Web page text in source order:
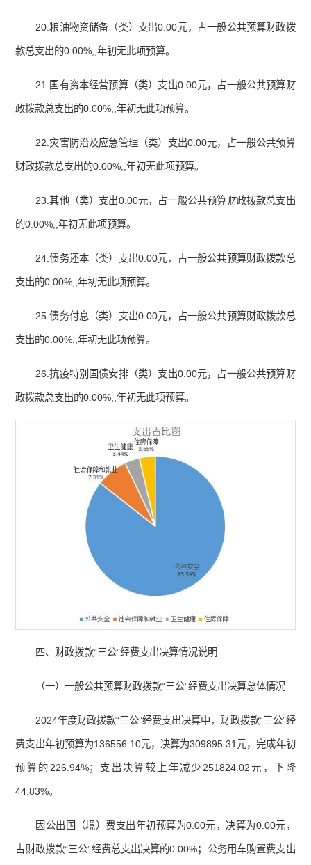
20.粮油物资储备（类）支出0.00元，占一般公共预算财政拨
款总支出的0.00%,,年初无此项预算。
21.国有资本经营预算（类）支出0.00元，占一般公共预算财
政拨款总支出的0.00%,,年初无此项预算。
22.灾害防治及应急管理（类）支出0.00元，占一般公共预算
财政拨款总支出的0.00%,,年初无此项预算。
23.其他（类）支出0.00元，占一般公共预算财政拨款总支出
的0.00%,,年初无此项预算。
24.债务还本（类）支出0.00元，占一般公共预算财政拨款总
支出的0.00%,,年初无此项预算。
25.债务付息（类）支出0.00元，占一般公共预算财政拨款总
支出的0.00%,,年初无此项预算。
26.抗疫特别国债安排（类）支出0.00元，占一般公共预算财
政拨款总支出的0.00%,,年初无此项预算。
四、财政拨款“三公”经费支出决算情况说明
（一）一般公共预算财政拨款“三公”经费支出决算总体情况
2024年度财政拨款“三公”经费支出决算中，财政拨款“三公”经
费支出年初预算为136556.10元，决算为309895.31元，完成年初
预算的226.94%；支出决算较上年减少251824.02元，下降
44.83%。
因公出国（境）费支出年初预算为0.00元，决算为0.00元，
占财政拨款“三公”经费总支出决算的0.00%；公务用车购置费支出